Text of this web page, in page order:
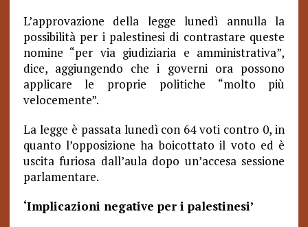
L’approvazione della legge lunedì annulla la
possibilità per i palestinesi di contrastare queste
nomine “per via giudiziaria e amministrativa”,
dice, aggiungendo che i governi ora possono
applicare le proprie politiche “molto più
velocemente”.
La legge è passata lunedì con 64 voti contro 0, in
quanto l’opposizione ha boicottato il voto ed è
uscita furiosa dall’aula dopo un’accesa sessione
parlamentare.
‘Implicazioni negative per i palestinesi’